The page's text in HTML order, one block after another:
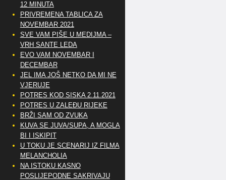
12 MINUTA
PRIVREMENA TABLICA ZA
NOVEMBAR 2021
SVE VAM PIŠE U MEDIJMA –
VRH SANTE LEDA
EVO VAM NOVEMBAR I
DECEMBAR
JEL IMA JOŠ NETKO DA MI NE
VJERUJE
POTRES KOD SISKA 2.11.2021
POTRES U ZALEĐU RIJEKE
BRŽI SAM OD ZVUKA
KUVA SE JUVA/SUPA, A MOGLA
BI I ISKIPIT
U TOKU JE SCENARIJ IZ FILMA
MELANCHOLIA
NA ISTOKU KASNO
POSLIJEPODNE SAKRIVAJU